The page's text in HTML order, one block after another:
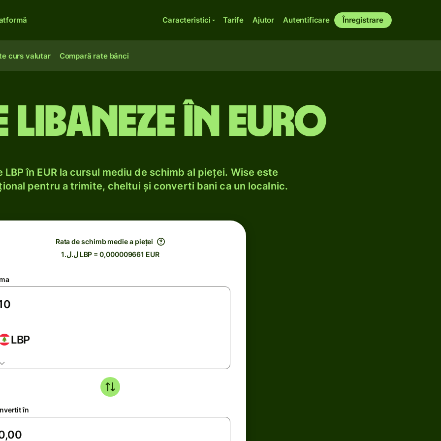
Caracteristici Tarife Ajutor Autentificare Înregistrare
curs valutar Compară rate bănci
libaneze în euro
în EUR la cursul mediu de schimb al pieței. Wise este
pentru a trimite, cheltui și converti bani ca un localnic.
Rata de schimb medie a pieței
ل.ل.1 LBP = 0,000009661 EUR
LBP
în